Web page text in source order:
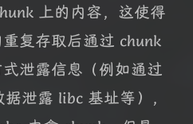
上的内容，这使得
复存取后通过 chunk
泄露信息（例如通过
泄露 libc 基址等），